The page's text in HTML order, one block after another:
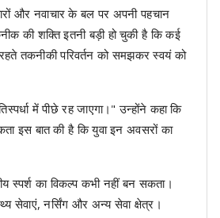
और नवाचार के बल पर अपनी पहचान
की शक्ति इतनी बड़ी हो चुकी है कि कई
तकनीकी परिवर्तन को समझकर स्वयं को
में पीछे रह जाएगा।" उन्होंने कहा कि
इस बात की है कि युवा इन अवसरों का
स्पर्श का विकल्प कभी नहीं बन सकता।
सेवाएं, नर्सिंग और अन्य सेवा क्षेत्र।